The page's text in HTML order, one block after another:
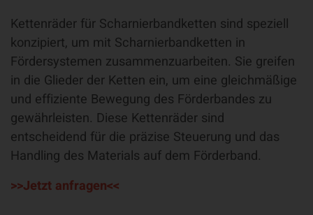
Kettenräder für Scharnierbandketten sind speziell
konzipiert, um mit Scharnierbandketten in
Fördersystemen zusammenzuarbeiten. Sie greifen
in die Glieder der Ketten ein, um eine gleichmäßige
und effiziente Bewegung des Förderbandes zu
gewährleisten. Diese Kettenräder sind
entscheidend für die präzise Steuerung und das
Handling des Materials auf dem Förderband.
>>Jetzt anfragen<<